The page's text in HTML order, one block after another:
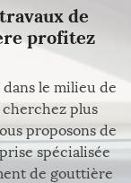
de
profitez
dans le milieu de
plus
proposons de
spécialisée
de gouttière